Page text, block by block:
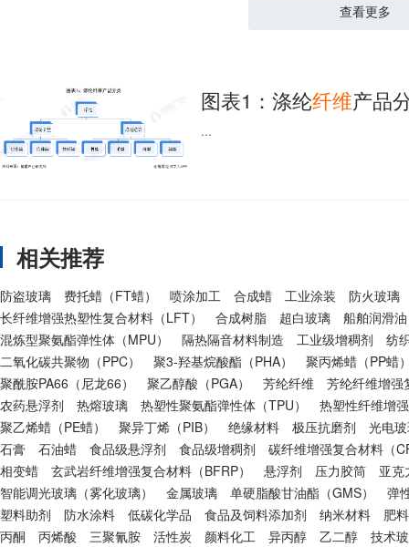
查看更多
图表1：涤纶纤维产品
...
相关推荐
防盗玻璃 费托蜡（FT蜡） 喷涂加工 合成蜡 工业涂装
防火玻璃
长纤维增强热塑性复合材料（LFT）
合成树脂 超白玻璃
船舶润滑油
混炼型聚氨酯弹性体（MPU）
隔热隔音材料制造 工业级增稠剂
纺
二氧化碳共聚物（PPC）
聚3-羟基烷酸酯（PHA）
聚丙烯蜡（PP蜡
聚酰胺PA66（尼龙66）
聚乙醇酸（PGA） 芳纶纤维
芳纶纤维增强
农药悬浮剂
热熔玻璃 热塑性聚氨酯弹性体（TPU）
热塑性纤维增
聚乙烯蜡（PE蜡）
聚异丁烯（PIB） 绝缘材料 极压抗磨剂
光电
石膏
石油蜡 食品级悬浮剂 食品级增稠剂
碳纤维增强复合材料（
相变蜡
玄武岩纤维增强复合材料（BFRP） 悬浮剂 压力胶筒
亚克
智能调光玻璃（雾化玻璃）
金属玻璃 单硬脂酸甘油酯（GMS）
弹
塑料助剂
防水涂料 低碳化学品 食品及饲料添加剂 纳米材料
肥
丙酮
丙烯酸 三聚氰胺 活性炭 颜料化工 异丙醇 乙二醇
技术